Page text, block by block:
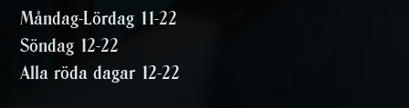
Måndag-Lördag 11-22
Söndag 12-22
Alla röda dagar 12-22